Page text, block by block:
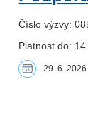
Číslo výzvy:
Platnost do:
29. 6. 2026